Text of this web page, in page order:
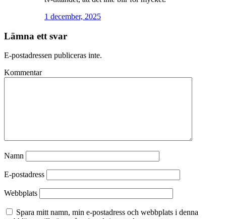
1 december, 2025
Lämna ett svar
E-postadressen publiceras inte.
Kommentar
Namn
E-postadress
Webbplats
Spara mitt namn, min e-postadress och webbplats i denna